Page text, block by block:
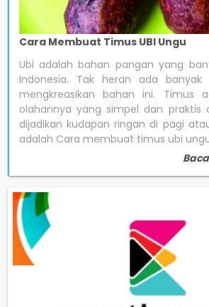
Cara Membuat Timus UBI Ungu
Ubi adalah bahan pangan yang
Indonesia. Tak heran ada
mengkreasikan bahan ini. Timus
olahannya yang simpel dan praktis
dijadikan kudapan ringan di pagi
adalah Cara membuat timus ubi